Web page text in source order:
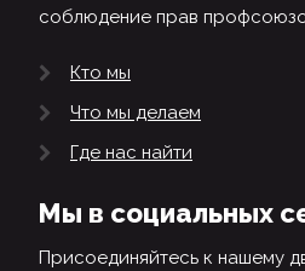
соблюдение прав
Кто мы
Что мы делаем
Где нас найти
Мы в социальных
Присоединяйтесь к нашему